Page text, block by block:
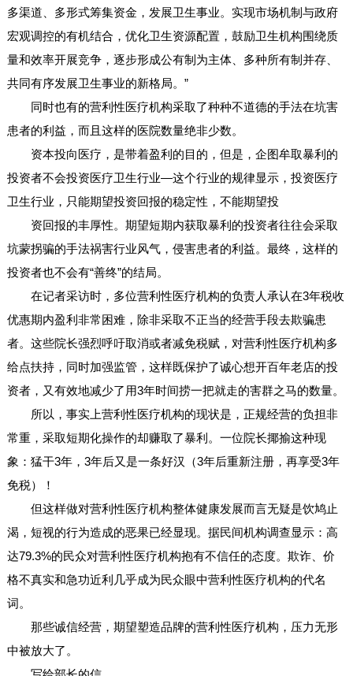
多渠道、多形式筹集资金，发展卫生事业。实现市场机制与政府
宏观调控的有机结合，优化卫生资源配置，鼓励卫生机构围绕质
量和效率开展竞争，逐步形成公有制为主体、多种所有制并存、
共同有序发展卫生事业的新格局。”
同时也有的营利性医疗机构采取了种种不道德的手法在坑害
患者的利益，而且这样的医院数量绝非少数。
资本投向医疗，是带着盈利的目的，但是，企图牟取暴利的
投资者不会投资医疗卫生行业—这个行业的规律显示，投资医疗
卫生行业，只能期望投资回报的稳定性，不能期望投
资回报的丰厚性。期望短期内获取暴利的投资者往往会采取
坑蒙拐骗的手法祸害行业风气，侵害患者的利益。最终，这样的
投资者也不会有“善终”的结局。
在记者采访时，多位营利性医疗机构的负责人承认在3年税收
优惠期内盈利非常困难，除非采取不正当的经营手段去欺骗患
者。这些院长强烈呼吁取消或者减免税赋，对营利性医疗机构多
给点扶持，同时加强监管，这样既保护了诚心想开百年老店的投
资者，又有效地减少了用3年时间捞一把就走的害群之马的数量。
所以，事实上营利性医疗机构的现状是，正规经营的负担非
常重，采取短期化操作的却赚取了暴利。一位院长揶揄这种现
象：猛干3年，3年后又是一条好汉（3年后重新注册，再享受3年
免税）！
但这样做对营利性医疗机构整体健康发展而言无疑是饮鸠止
渴，短视的行为造成的恶果已经显现。据民间机构调查显示：高
达79.3%的民众对营利性医疗机构抱有不信任的态度。欺诈、价
格不真实和急功近利几乎成为民众眼中营利性医疗机构的代名
词。
那些诚信经营，期望塑造品牌的营利性医疗机构，压力无形
中被放大了。